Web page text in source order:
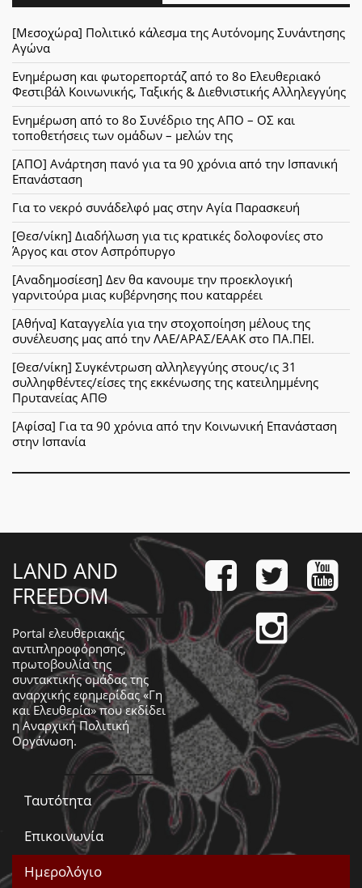
[Μεσοχώρα] Πολιτικό κάλεσμα της Αυτόνομης Συνάντησης
Αγώνα
Ενημέρωση και φωτορεπορτάζ από το 8ο Ελευθεριακό
Φεστιβάλ Κοινωνικής, Ταξικής & Διεθνιστικής Αλληλεγγύης
Ενημέρωση από το 8ο Συνέδριο της ΑΠΟ – ΟΣ και
τοποθετήσεις των ομάδων – μελών της
[ΑΠΟ] Ανάρτηση πανό για τα 90 χρόνια από την Ισπανική
Επανάσταση
Για το νεκρό συνάδελφό μας στην Αγία Παρασκευή
[Θεσ/νίκη] Διαδήλωση για τις κρατικές δολοφονίες στο
Άργος και στον Ασπρόπυργο
[Αναδημοσίεση] Δεν θα κανουμε την προεκλογική
γαρνιτούρα μιας κυβέρνησης που καταρρέει
[Αθήνα] Καταγγελία για την στοχοποίηση μέλους της
συνέλευσης μας από την ΛΑΕ/ΑΡΑΣ/ΕΑΑΚ στο ΠΑ.ΠΕΙ.
[Θεσ/νίκη] Συγκέντρωση αλληλεγγύης στους/ις 31
συλληφθέντες/είσες της εκκένωσης της κατειλημμένης
Πρυτανείας ΑΠΘ
[Αφίσα] Για τα 90 χρόνια από την Κοινωνική Επανάσταση
στην Ισπανία
LAND AND
FREEDOM
Portal ελευθεριακής
αντιπληροφόρησης,
πρωτοβουλία της
συντακτικής ομάδας της
αναρχικής εφημερίδας «Γη
και Ελευθερία» που εκδίδει
ηΑναρχική Πολιτική
Οργάνωση.
Ταυτότητα
Επικοινωνία
Ημερολόγιο